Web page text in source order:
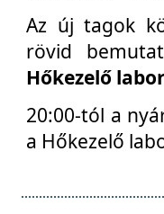
Az új tagok
rövid
Hőkezelő
20:00-tól a
a Hőkezelő